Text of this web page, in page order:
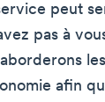
peut
pas à
afin